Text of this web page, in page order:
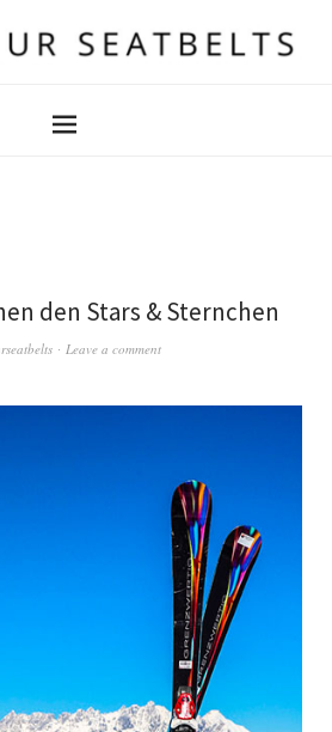
den Stars & Sternchen
Leave a comment